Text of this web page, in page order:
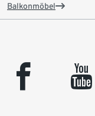
Balkonmöbel
facebook youtube